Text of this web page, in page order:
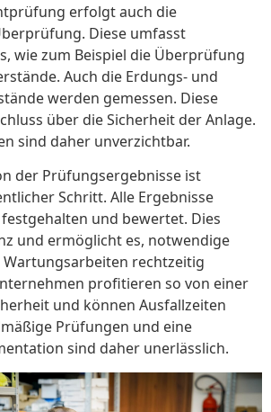
erfolgt auch die
Diese umfasst
wie zum Beispiel die Überprüfung
Auch die Erdungs- und
werden gemessen. Diese
über die Sicherheit der Anlage.
sind daher unverzichtbar.
der Prüfungsergebnisse ist
Schritt. Alle Ergebnisse
und bewertet. Dies
und ermöglicht es, notwendige
rechtzeitig
profitieren so von einer
und können Ausfallzeiten
Prüfungen und eine
sind daher unerlässlich.